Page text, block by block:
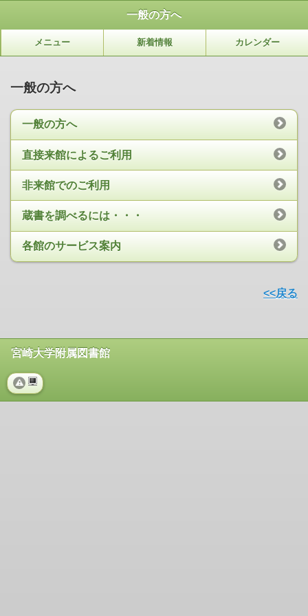
一般の方へ
メニュー 新着情報 カレンダー
一般の方へ
一般の方へ
直接来館によるご利用
非来館でのご利用
蔵書を調べるには・・・
各館のサービス案内
<<戻る
宮崎大学附属図書館